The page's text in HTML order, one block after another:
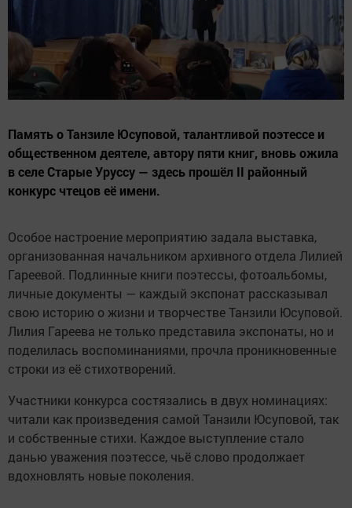
Память о Танзиле Юсуповой, талантливой поэтессе и
общественном деятеле, автору пяти книг, вновь ожила
в селе Старые Уруссу — здесь прошёл II районный
конкурс чтецов её имени.
Особое настроение мероприятию задала выставка,
организованная начальником архивного отдела Лилией
Гареевой. Подлинные книги поэтессы, фотоальбомы,
личные документы — каждый экспонат рассказывал
свою историю о жизни и творчестве Танзили Юсуповой.
Лилия Гареева не только представила экспонаты, но и
поделилась воспоминаниями, прочла проникновенные
строки из её стихотворений.
Участники конкурса состязались в двух номинациях:
читали как произведения самой Танзили Юсуповой, так
и собственные стихи. Каждое выступление стало
данью уважения поэтессе, чьё слово продолжает
вдохновлять новые поколения.